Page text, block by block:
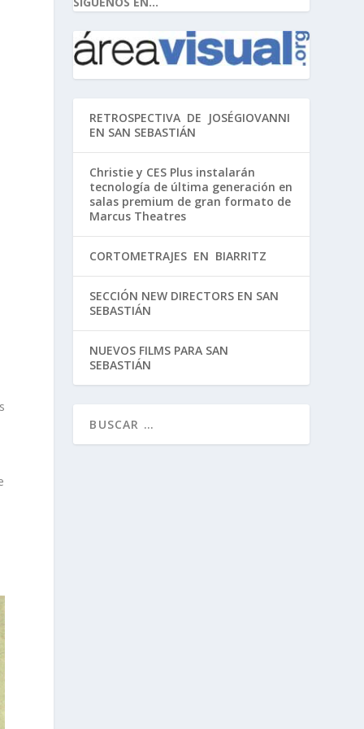
RETROSPECTIVA DE JOSÉGIOVANNI
EN SAN SEBASTIÁN
Christie y CES Plus instalarán
tecnología de última generación en
salas premium de gran formato de
Marcus Theatres
CORTOMETRAJES EN BIARRITZ
SECCIÓN NEW DIRECTORS EN SAN
SEBASTIÁN
NUEVOS FILMS PARA SAN
SEBASTIÁN